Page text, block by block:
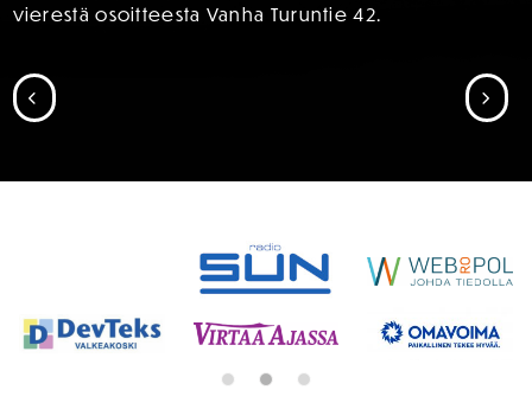
vierestä osoitteesta Vanha Turuntie 42.
SIIRRY EDELLISEEN